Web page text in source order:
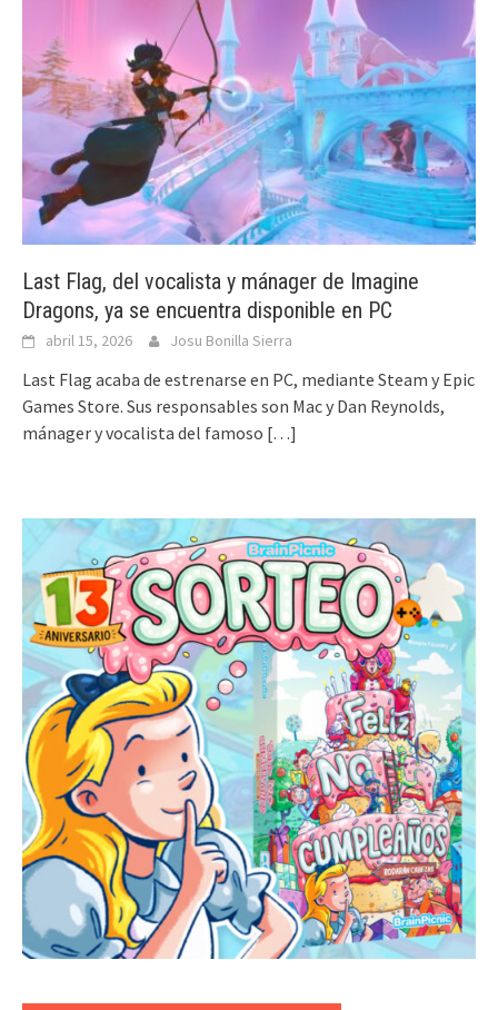
Last Flag, del vocalista y mánager de Imagine
Dragons, ya se encuentra disponible en PC
abril 15, 2026 Josu Bonilla Sierra
Last Flag acaba de estrenarse en PC, mediante Steam y Epic
Games Store. Sus responsables son Mac y Dan Reynolds,
mánager y vocalista del famoso […]